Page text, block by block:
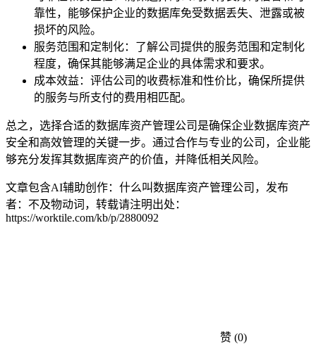
靠性，能够保护企业的数据库免受数据丢失、泄露或被
损坏的风险。
服务范围和定制化：了解公司提供的服务范围和定制化
程度，确保其能够满足企业的具体需求和要求。
成本效益：评估公司的收费标准和性价比，确保所提供
的服务与所支付的费用相匹配。
总之，选择合适的数据库资产管理公司是确保企业数据库资产
安全和高效管理的关键一步。通过合作与专业的公司，企业能
够充分发挥其数据库资产的价值，并降低相关风险。
文章包含AI辅助创作：什么叫数据库资产管理公司，发布
者：不及物动词，转载请注明出处：
https://worktile.com/kb/p/2880092
赞 (0)